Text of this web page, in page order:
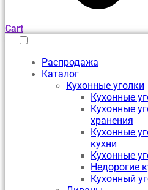
Cart
Распродажа
Каталог
Кухонные уголки
Кухонные
Кухонные
хранения
Кухонные
кухни
Кухонные
Недорогие
Кухонный